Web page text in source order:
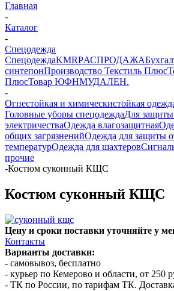
Главная
-
Каталог
-
Спецодежда
СпецодеждаKMRPАСПРОДАЖА
синтепонПроизводство Текстиль Плюс
ПлюсТовар ЮФНМУДАЛЕН.
-
Огнестойкая и химическистойкая
Головные уборы спецодеждаДля защиты
электричестваОдежда влагозащитная
общих загрязненийОдежда для защиты
температурОдежда для шахтеров
прочие
-Костюм суконный КЩС
Костюм суконный КЩС
Цену и сроки поставки уточняйте у
Контакты
Варианты доставки:
- самовывоз, бесплатно
- курьер по Кемерово и области, от 250
- ТК по России, по тарифам ТК.